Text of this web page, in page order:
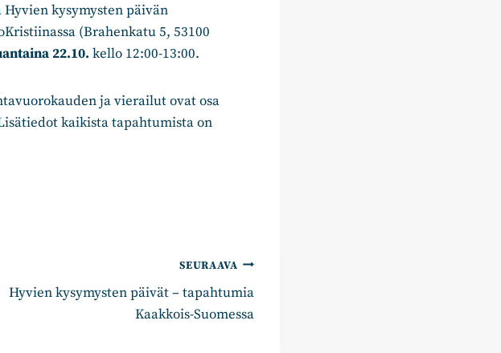
kysymysten päivän
(Brahenkatu 5, 53100
22.10. kello 12:00-13:00.
ja vierailut ovat osa
kaikista tapahtumista on
SEURAAVA
Hyvien kysymysten päivät – tapahtumia
Kaakkois-Suomessa